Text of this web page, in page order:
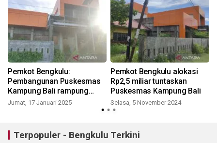
Pemkot Bengkulu:
Pembangunan Puskesmas
Kampung Bali rampung
akhir 2025
Jumat, 17 Januari 2025
Pemkot Bengkulu alokasi
Rp2,5 miliar tuntaskan
Puskesmas Kampung Bali
Selasa, 5 November 2024
Terpopuler - Bengkulu Terkini